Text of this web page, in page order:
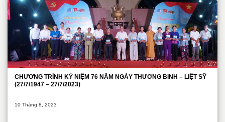
CHƯƠNG TRÌNH KỶ NIỆM 76 NĂM NGÀY THƯƠNG BINH – LIỆT SỸ
(27/7/1947 – 27/7/2023)
10 Tháng 8, 2023